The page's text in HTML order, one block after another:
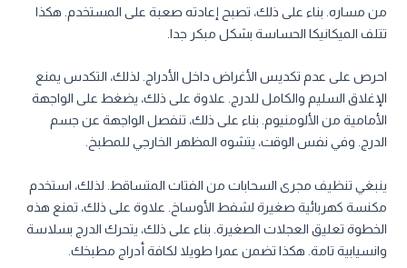
من مساره. بناء على ذلك، تصبح إعادته صعبة على المستخدم. هكذا
تتلف الميكانيكا الحساسة بشكل مبكر جدا.
احرص على عدم تكديس الأغراض داخل الأدراج. لذلك، التكدس يمنع
الإغلاق السليم والكامل للدرج. علاوة على ذلك، يضغط على الواجهة
الأمامية من الألومنيوم. بناء على ذلك، تنفصل الواجهة عن جسم
الدرج. وفي نفس الوقت، يتشوه المظهر الخارجي للمطبخ.
ينبغي تنظيف مجرى السحابات من الفتات المتساقط. لذلك، استخدم
مكنسة كهربائية صغيرة لشفط الأوساخ. علاوة على ذلك، تمنع هذه
الخطوة تعليق العجلات الصغيرة. بناء على ذلك، يتحرك الدرج بسلاسة
وانسيابية تامة. هكذا تضمن عمرا طويلا لكافة أدراج مطبخك.